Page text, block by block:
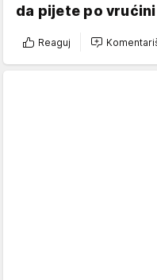
da pijete po vrućini
Reaguj